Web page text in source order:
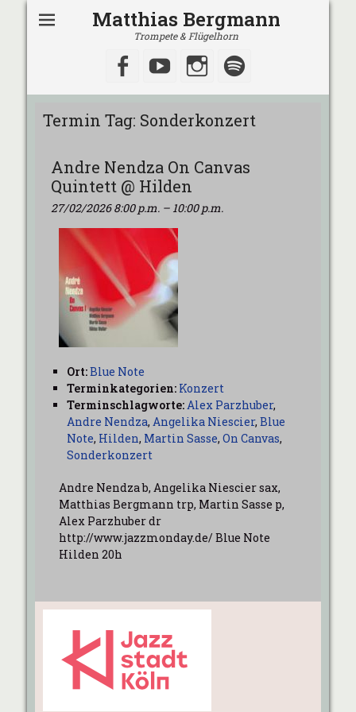
Matthias Bergmann
Trompete & Flügelhorn
Facebook
YouTubeInstagram
Termin Tag: Sonderkonzert
Andre Nendza On Canvas
Quintett @ Hilden
27/02/2026 8:00 p.m. – 10:00 p.m.
Ort:Blue Note
Terminkategorien: Konzert
Terminschlagworte:Alex Parzhuber,
Andre Nendza, Angelika Niescier, Blue
Note, Hilden, Martin Sasse, On Canvas,
Sonderkonzert
Andre Nendza b, Angelika Niescier sax,
Matthias Bergmann trp, Martin Sasse p,
Alex Parzhuber dr
http://www.jazzmonday.de/ Blue Note
Hilden 20h